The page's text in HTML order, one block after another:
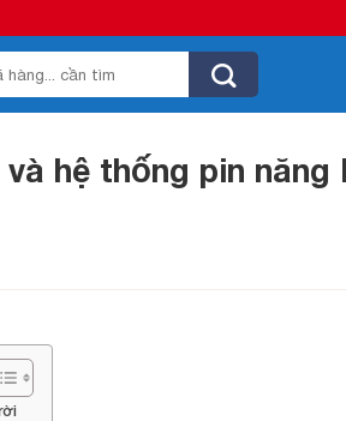
hệ thống pin